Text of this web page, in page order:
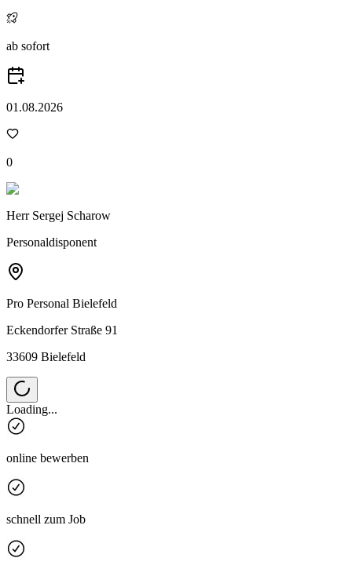
ab sofort
01.08.2026
0
Herr Sergej Scharow
Personaldisponent
Pro Personal Bielefeld
Eckendorfer Straße 91
33609 Bielefeld
Loading...
online bewerben
schnell zum Job